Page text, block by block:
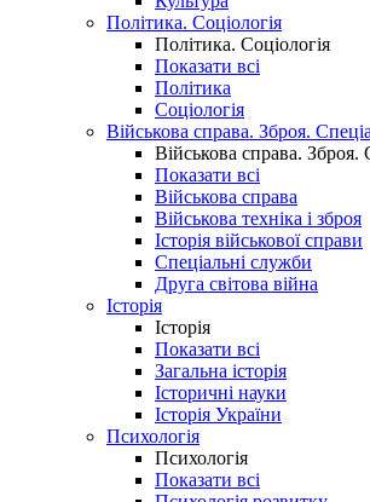
Політика. Соціологія
Політика. Соціологія
Показати всі
Політика
Соціологія
Військова справа. Зброя.
Військова справа. Зброя.
Показати всі
Військова справа
Військова техніка і зброя
Історія військової справи
Спеціальні служби
Друга світова війна
Історія
Історія
Показати всі
Загальна історія
Історичні науки
Історія України
Психологія
Психологія
Показати всі